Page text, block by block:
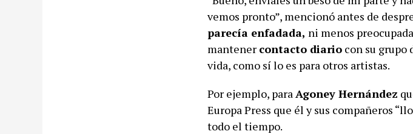
vemos pronto”, mencionó antes de
parecía enfadada, ni menos
mantener contacto diario con su grupo
vida, como sí lo es para otros artistas.
Por ejemplo, paraAgoney Hernández
Europa Press que él y sus compañeros
todo el tiempo.